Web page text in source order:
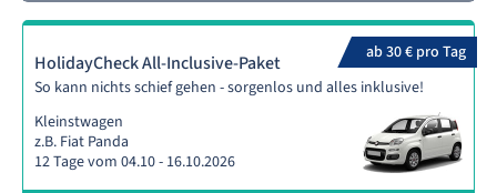
ab 30 € pro Tag
HolidayCheck All-Inclusive-Paket
So kann nichts schief gehen - sorgenlos und alles inklusive!
Kleinstwagen
z.B. Fiat Panda
12 Tage vom 04.10 - 16.10.2026